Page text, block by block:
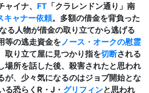
ャイナ、 FT 「クラレンドン通り」南
キャナー依頼。多額の借金を背負った
る人物が借金の取り立てから逃げる
等の逃走資金を ノース・オークの慰霊
取り立て屋に見つかり指を切断される
場所を話した後、殺害されたと思われ
が、少々気になるのはジョブ開始とな
る恐らくR・J・ グリフィンと思われ